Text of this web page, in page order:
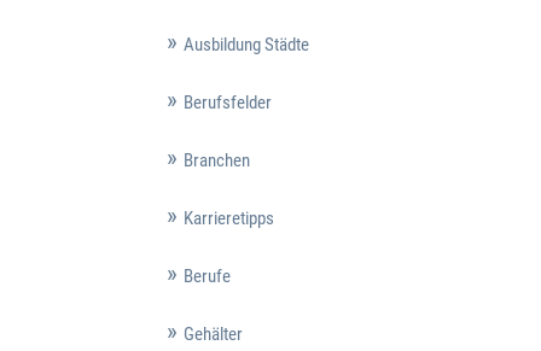
Ausbildung Städte
Berufsfelder
Branchen
Karrieretipps
Berufe
Gehälter